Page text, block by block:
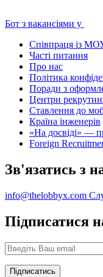
Бот з вакансіями у
Співпраця із
Часті питання
Про нас
Політика
Поради з
Центри
Ставлення до
Країна інженерів
«На досвіді» —
Foreign
Зв'язатись з
info@thelobbyx.com
Підписатися